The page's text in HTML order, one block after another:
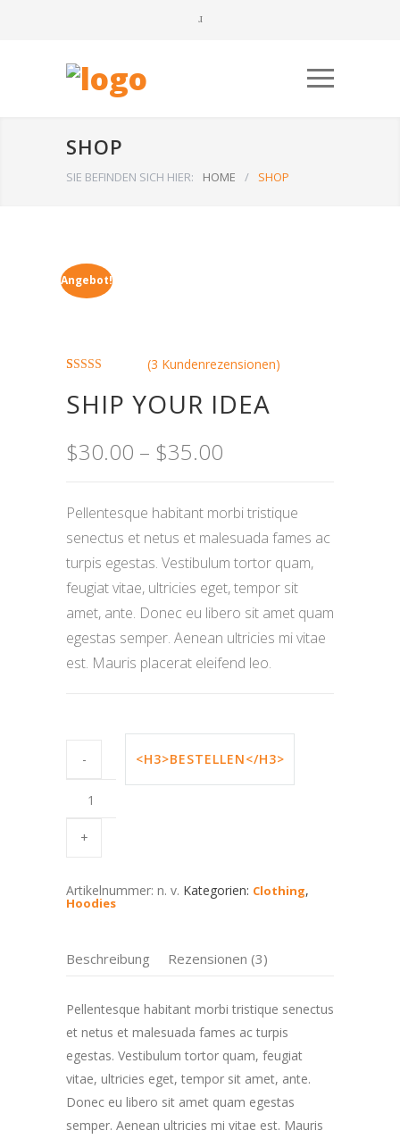
SHOP
SIE BEFINDEN SICH HIER: HOME / SHOP
Angebot!
mit 4.00
von 5,
Kundenbewertungen
(3 Kundenrezensionen)
SHIP YOUR IDEA
$30.00 – $35.00
$35.00
Pellentesque habitant morbi tristique
senectus et netus et malesuada fames ac
turpis egestas. Vestibulum tortor quam,
feugiat vitae, ultricies eget, tempor sit
amet, ante. Donec eu libero sit amet quam
egestas semper. Aenean ultricies mi vitae
est. Mauris placerat eleifend leo.
Your <H3>BESTELLEN</H3>
Artikelnummer: n. v. Kategorien: Clothing,
Hoodies
Beschreibung Rezensionen (3)
Pellentesque habitant morbi tristique senectus
et netus et malesuada fames ac turpis
egestas. Vestibulum tortor quam, feugiat
vitae, ultricies eget, tempor sit amet, ante.
Donec eu libero sit amet quam egestas
semper. Aenean ultricies mi vitae est. Mauris